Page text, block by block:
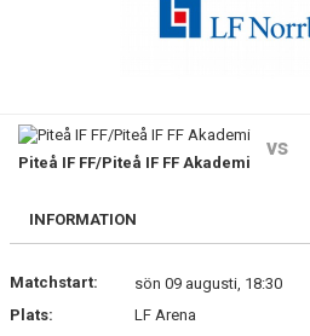
TRUPPEN
LAGETS SPONSORER
DOKUMENT
Piteå IF FF/Piteå IF FF Akademi
vs
INFORMATION
Matchstart:
sön 09 augusti, 18:30
Plats:
LF Arena